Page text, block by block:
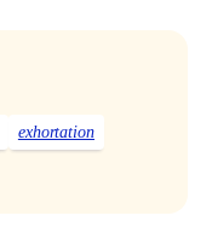
exhortation